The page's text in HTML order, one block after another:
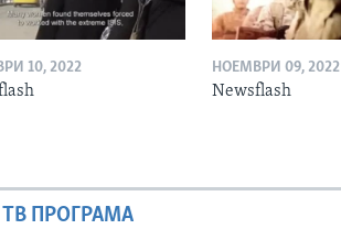
10, 2022 НОЕМВРИ 09, 2022
Newsflash
ТВ ПРОГРАМА